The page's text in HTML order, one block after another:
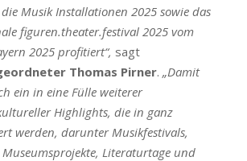
Musik Installationen 2025 sowie das
figuren.theater.festival 2025 vom
2025 profitiert“, sagt
Thomas Pirner. „Damit
ein in eine Fülle weiterer
Highlights, die in ganz
werden, darunter Musikfestivals,
Literaturtage und